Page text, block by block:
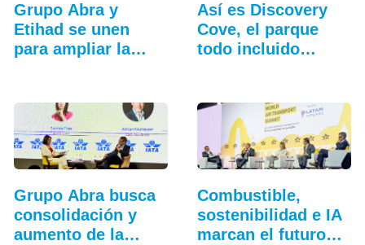
Grupo Abra y
Etihad se unen
para ampliar la…
Así es Discovery
Cove, el parque
todo incluido
Grupo Abra busca
consolidación y
aumento de la
Combustible,
sostenibilidad e IA
marcan el futuro